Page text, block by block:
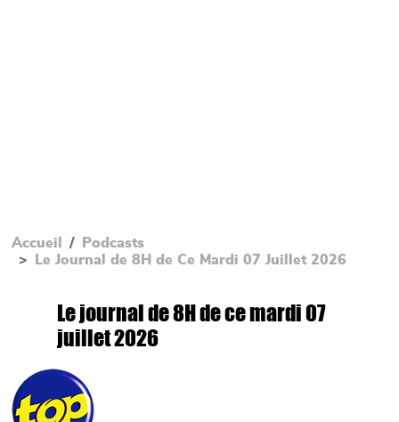
Accueil
Podcasts
Le Journal de 8H de Ce Mardi 07 Juillet 2026
Le journal de 8H de ce mardi 07
juillet 2026